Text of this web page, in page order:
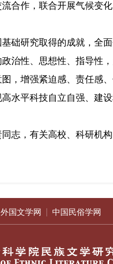
作，联合开展气候变
研究取得的成就，全
治性、思想性、指导性
，增强紧迫感、责任感
水平科技自立自强、建设
，有关高校、科研机
外国文学网 中国民俗学网